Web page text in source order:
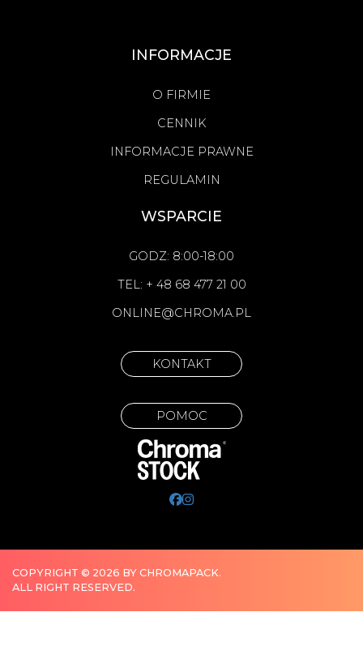
INFORMACJE
O FIRMIE
CENNIK
INFORMACJE PRAWNE
REGULAMIN
WSPARCIE
GODZ: 8:00-18:00
TEL: + 48 68 477 21 00
ONLINE@CHROMA.PL
KONTAKT
POMOC
COPYRIGHT © 2026 BY CHROMAPACK.
ALL RIGHT RESERVED.